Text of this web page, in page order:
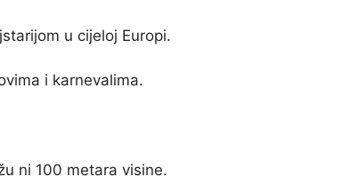
u cijeloj Europi.
i karnevalima.
ni 100 metara visine.